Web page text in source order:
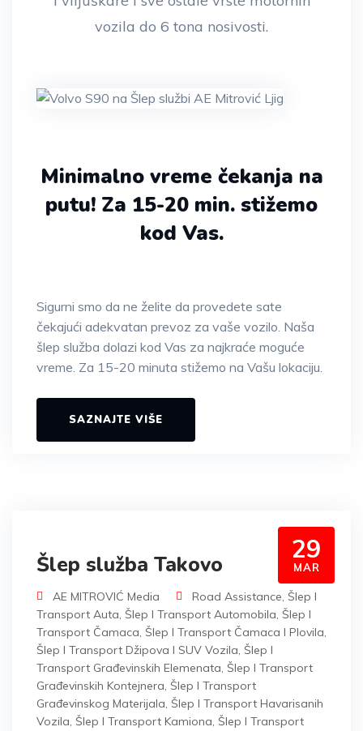
vozila do 6 tona nosivosti.
Minimalno vreme čekanja na
putu! Za 15-20 min. stižemo
kod Vas.
Sigurni smo da ne želite da provedete sate
čekajući adekvatan prevoz za vaše vozilo. Naša
šlep služba dolazi kod Vas za najkraće moguće
vreme. Za 15-20 minuta stižemo na Vašu lokaciju.
SAZNAJTE VIŠE
29
MAR
Šlep služba Takovo
AE MITROVIĆ Media Road Assistance, Šlep I
Transport Auta, Šlep I Transport Automobila, Šlep I
Transport Čamaca, Šlep I Transport Čamaca I Plovila,
Šlep I Transport Džipova I SUV Vozila, Šlep I
Transport Građevinskih Elemenata, Šlep I Transport
Građevinskih Kontejnera, Šlep I Transport
Građevinskog Materijala, Šlep I Transport Havarisanih
Vozila, Šlep I Transport Kamiona, Šlep I Transport